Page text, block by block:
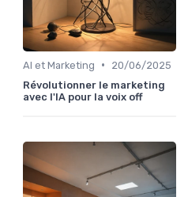
AI et Marketing •
20/06/2025
Révolutionner le marketing
avec l'IA pour la voix off